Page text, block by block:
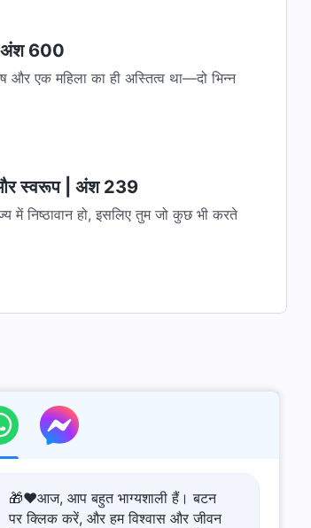
अंश 600
एक महिला का ही अस्तित्व था—दो भिन्न
और स्वरूप | अंश 239
निष्ठावान हो, इसलिए तुम जो कुछ भी करते
🎁❤️आज, आप बहुत भाग्यशाली हैं। बटन
पर क्लिक करें, और हम विश्वास और जीवन